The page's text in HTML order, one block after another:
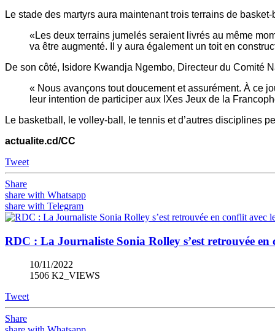
Le stade des martyrs aura maintenant trois terrains de
«Les deux terrains jumelés seraient livrés au même
va être augmenté. Il y aura également un toit en
De son côté, Isidore Kwandja Ngembo, Directeur du Comité
« Nous avançons tout doucement et assurément. À ce
leur intention de participer aux IXes Jeux de la
Le basketball, le volley-ball, le tennis et d’autres disciplines
actualite.cd/CC
Tweet
Share
share with Whatsapp
share with Telegram
RDC : La Journaliste Sonia Rolley s’est retrouvée
10/11/2022
1506 K2_VIEWS
Tweet
Share